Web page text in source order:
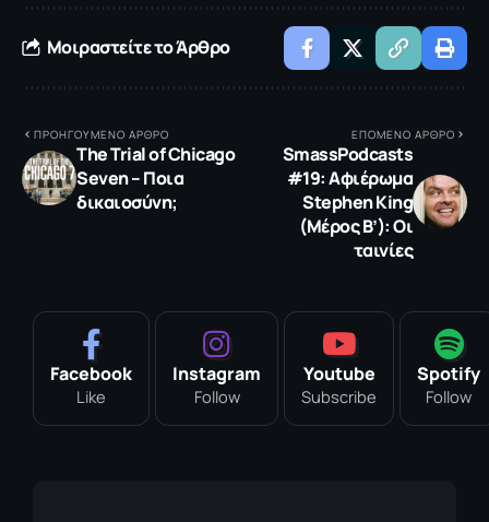
Μοιραστείτε το Άρθρο
ΠΡΟΗΓΟΥΜΕΝΟ ΑΡΘΡΟ
Τhe Trial of Chicago
Seven – Ποια
δικαιοσύνη;
ΕΠΟΜΕΝΟ ΑΡΘΡΟ
SmassPodcasts
#19: Αφιέρωμα
Stephen King
(Μέρος Β’): Οι
ταινίες
Facebook
Like
Instagram
Follow
Youtube
Subscribe
Spotify
Follow